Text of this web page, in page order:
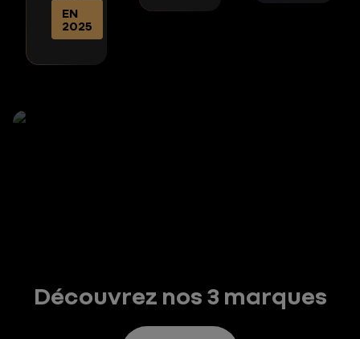
EN
2025
Découvrez nos 3 marques